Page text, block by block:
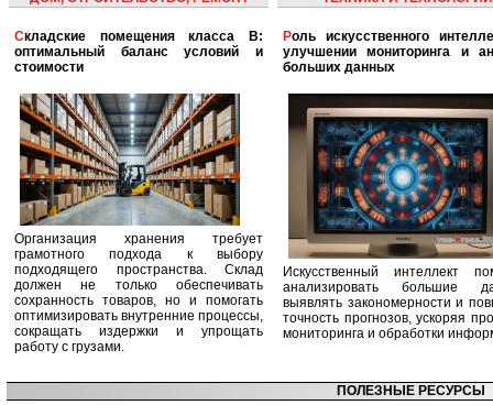
Складские помещения класса B:
оптимальный баланс условий и
стоимости
Организация хранения требует
грамотного подхода к выбору
подходящего пространства. Склад
должен не только обеспечивать
сохранность товаров, но и помогать
оптимизировать внутренние процессы,
сокращать издержки и упрощать
работу с грузами.
Роль искусственного интеллекта в
улучшении мониторинга и
больших данных
Искусственный интеллект
анализировать большие
выявлять закономерности и
точность прогнозов, ускоряя
мониторинга и обработки
ПОЛЕЗНЫЕ РЕСУРСЫ